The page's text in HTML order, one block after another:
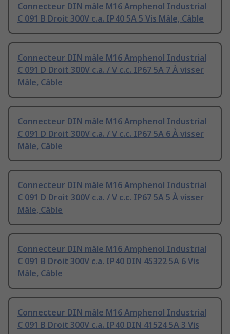
Connecteur DIN mâle M16 Amphenol Industrial
C 091 B Droit 300V c.a. IP40 5A 5 Vis Mâle, Câble
Connecteur DIN mâle M16 Amphenol Industrial
C 091 D Droit 300V c.a. / V c.c. IP67 5A 7 À visser
Mâle, Câble
Connecteur DIN mâle M16 Amphenol Industrial
C 091 D Droit 300V c.a. / V c.c. IP67 5A 6 À visser
Mâle, Câble
Connecteur DIN mâle M16 Amphenol Industrial
C 091 D Droit 300V c.a. / V c.c. IP67 5A 5 À visser
Mâle, Câble
Connecteur DIN mâle M16 Amphenol Industrial
C 091 B Droit 300V c.a. IP40 DIN 45322 5A 6 Vis
Mâle, Câble
Connecteur DIN mâle M16 Amphenol Industrial
C 091 B Droit 300V c.a. IP40 DIN 41524 5A 3 Vis